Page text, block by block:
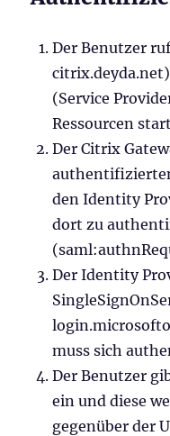
Der Benutzer
(Service
Ressourcen
Der Citrix
den Identity
dort zu
Der Identity
muss sich
Der Benutzer
ein und diese
gegenüber der